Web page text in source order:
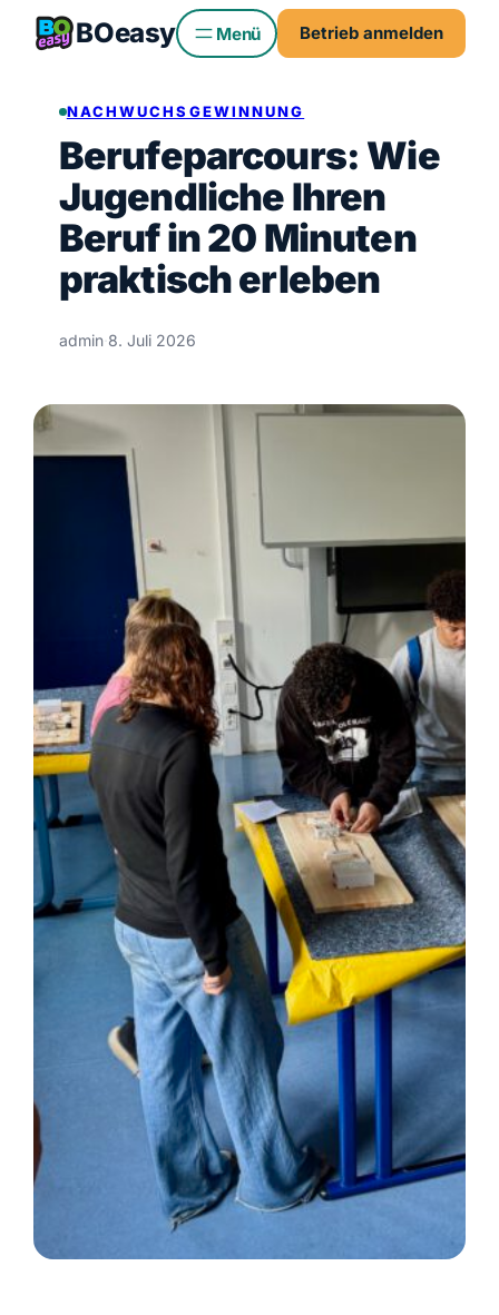
Zum
Inhalt
BOeasy Betrieb anmelden
NACHWUCHSGEWINNUNG
Berufeparcours: Wie
Jugendliche Ihren
Beruf in 20 Minuten
praktisch erleben
admin· 8. Juli 2026